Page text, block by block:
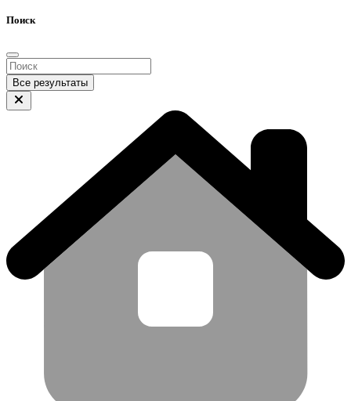
Поиск
Все результаты